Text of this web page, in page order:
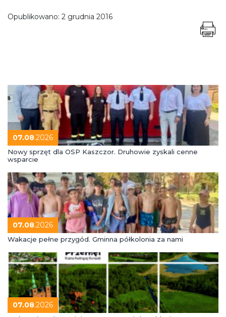
Opublikowano: 2 grudnia 2016
07.08.2026
Nowy sprzęt dla OSP Kaszczor. Druhowie zyskali cenne
wsparcie
07.08.2026
Wakacje pełne przygód. Gminna półkolonia za nami
07.08.2026